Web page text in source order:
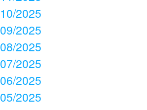
10/2025
09/2025
08/2025
07/2025
06/2025
05/2025